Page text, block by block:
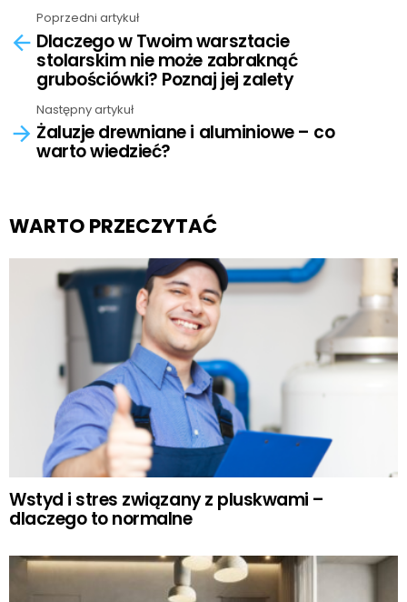
more
Poprzedni artykuł
Dlaczego w Twoim warsztacie
stolarskim nie może zabraknąć
grubościówki? Poznaj jej zalety
Następny artykuł
Żaluzje drewniane i aluminiowe – co
warto wiedzieć?
WARTO PRZECZYTAĆ
Wstyd i stres związany z pluskwami –
dlaczego to normalne